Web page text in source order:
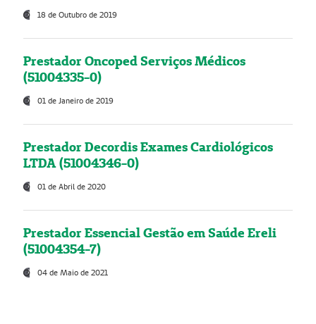
18 de Outubro de 2019
Prestador Oncoped Serviços Médicos
(51004335-0)
01 de Janeiro de 2019
Prestador Decordis Exames Cardiológicos
LTDA (51004346-0)
01 de Abril de 2020
Prestador Essencial Gestão em Saúde Ereli
(51004354-7)
04 de Maio de 2021